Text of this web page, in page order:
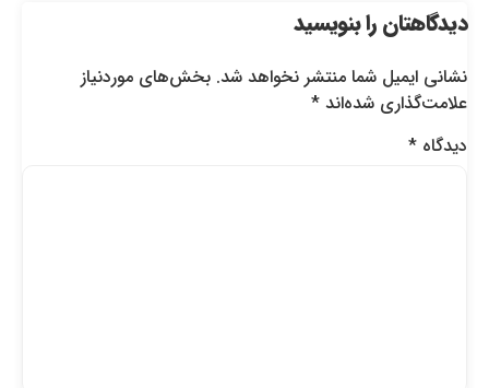
دیدگاهتان را بنویسید
نشانی ایمیل شما منتشر نخواهد شد. بخش‌های موردنیاز
علامت‌گذاری شده‌اند*
دیدگاه*